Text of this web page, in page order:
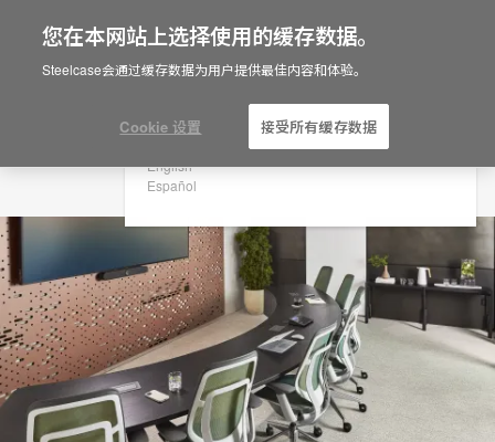
Are you in United States?
English
Español
您在本网站上选择使用的缓存数据。
Steelcase会通过缓存数据为用户提供最佳内容和体验。
Cookie 设置 接受所有缓存数据